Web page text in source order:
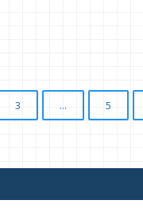
3 ... 5